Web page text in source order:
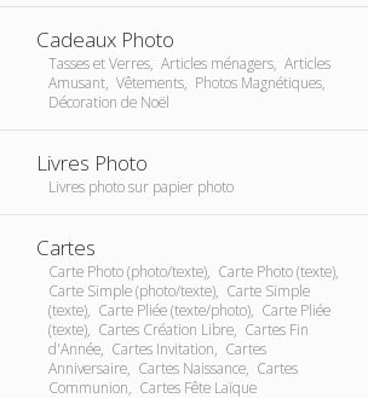
Cadeaux Photo
Tasses et Verres, Articles ménagers, Articles
Amusant, Vêtements, Photos Magnétiques,
Décoration de Noël
Livres Photo
Livres photo sur papier photo
Cartes
Carte Photo (photo/texte), Carte Photo (texte),
Carte Simple (photo/texte), Carte Simple
(texte), Carte Pliée (texte/photo), Carte Pliée
(texte), Cartes Création Libre, Cartes Fin
d'Année, Cartes Invitation, Cartes
Anniversaire, Cartes Naissance, Cartes
Communion, Cartes Fête Laïque